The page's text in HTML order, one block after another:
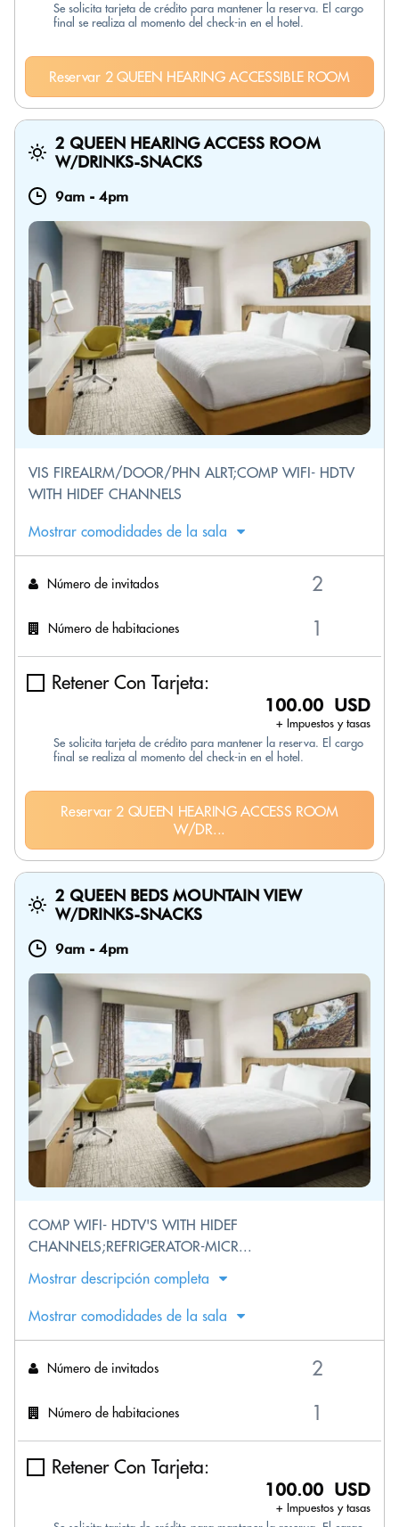
Se solicita tarjeta de crédito para mantener la reserva. El cargo
final se realiza al momento del check-in en el hotel.
Reservar 2 QUEEN HEARING ACCESSIBLE ROOM
2 QUEEN HEARING ACCESS ROOM
W/DRINKS-SNACKS
9am - 4pm
VIS FIREALRM/DOOR/PHN ALRT;COMP WIFI- HDTV
WITH HIDEF CHANNELS
Mostrar comodidades de la sala
Número de invitados
Número de habitaciones
Retener Con Tarjeta:
100.00 USD
+ Impuestos y tasas
Se solicita tarjeta de crédito para mantener la reserva. El cargo
final se realiza al momento del check-in en el hotel.
Reservar 2 QUEEN HEARING ACCESS ROOM
W/DR...
2 QUEEN BEDS MOUNTAIN VIEW
W/DRINKS-SNACKS
9am - 4pm
COMP WIFI- HDTV'S WITH HIDEF
CHANNELS;REFRIGERATOR-MICR...
Mostrar descripción completa
Mostrar comodidades de la sala
Número de invitados
Número de habitaciones
Retener Con Tarjeta:
100.00 USD
+ Impuestos y tasas